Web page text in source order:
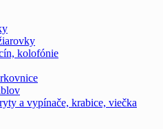
kolofónie
a vypínače, krabice, viečka